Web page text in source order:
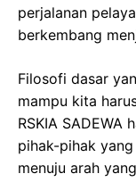
perjalanan
berkembang
Filosofi dasar
mampu kita
RSKIA SADEWA
pihak-pihak
menuju arah